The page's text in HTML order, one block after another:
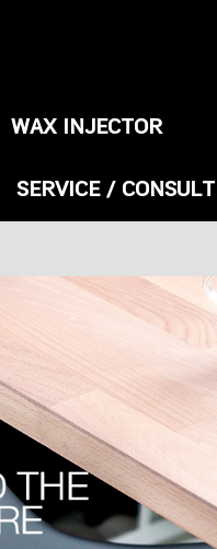
WAX INJECTOR
SERVICE /